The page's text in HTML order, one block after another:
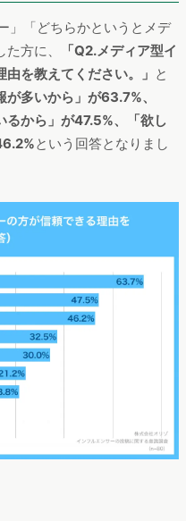
」「どちらかというとメデ
方に、
「Q2.メディア型イ
を教えてください。」 と
が多いから」が63.7%、
るから」が47.5%、「欲し
という回答となりまし